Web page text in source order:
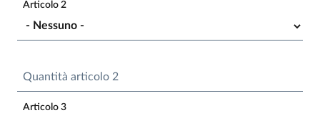
Articolo 2
Quantità articolo 2
Articolo 3